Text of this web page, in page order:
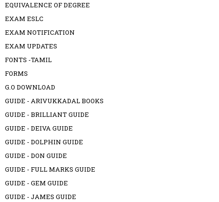
EQUIVALENCE OF DEGREE
EXAM ESLC
EXAM NOTIFICATION
EXAM UPDATES
FONTS -TAMIL
FORMS
G.O DOWNLOAD
GUIDE - ARIVUKKADAL BOOKS
GUIDE - BRILLIANT GUIDE
GUIDE - DEIVA GUIDE
GUIDE - DOLPHIN GUIDE
GUIDE - DON GUIDE
GUIDE - FULL MARKS GUIDE
GUIDE - GEM GUIDE
GUIDE - JAMES GUIDE